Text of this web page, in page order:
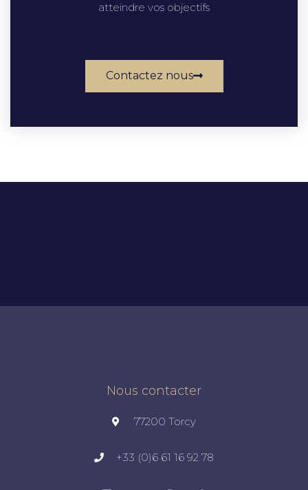
atteindre vos objectifs
Contactez nous
Nous contacter
77200 Torcy
+33 (0)6 61 16 92 78